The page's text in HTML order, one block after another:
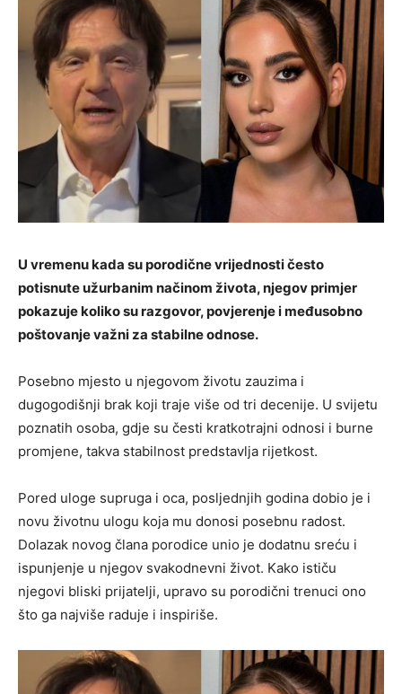
U vremenu kada su porodične vrijednosti često
potisnute užurbanim načinom života, njegov primjer
pokazuje koliko su razgovor, povjerenje i međusobno
poštovanje važni za stabilne odnose.
Posebno mjesto u njegovom životu zauzima i
dugogodišnji brak koji traje više od tri decenije. U svijetu
poznatih osoba, gdje su česti kratkotrajni odnosi i burne
promjene, takva stabilnost predstavlja rijetkost.
Pored uloge supruga i oca, posljednjih godina dobio je i
novu životnu ulogu koja mu donosi posebnu radost.
Dolazak novog člana porodice unio je dodatnu sreću i
ispunjenje u njegov svakodnevni život. Kako ističu
njegovi bliski prijatelji, upravo su porodični trenuci ono
što ga najviše raduje i inspiriše.